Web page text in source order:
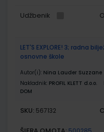
Udžbenik
LET'S EXPLORE! 3; radna
osnovne škole
Autor(i): Nina Lauder Suzzane
Nakladnik: PROFIL KLETT d.o.o.
DOM
SKU: 567132